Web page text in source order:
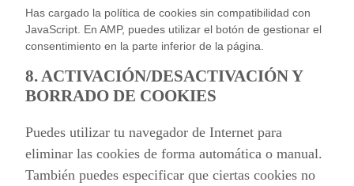
Has cargado la política de cookies sin compatibilidad con
JavaScript. En AMP, puedes utilizar el botón de gestionar el
consentimiento en la parte inferior de la página.
8. ACTIVACIÓN/DESACTIVACIÓN Y
BORRADO DE COOKIES
Puedes utilizar tu navegador de Internet para
eliminar las cookies de forma automática o manual.
También puedes especificar que ciertas cookies no